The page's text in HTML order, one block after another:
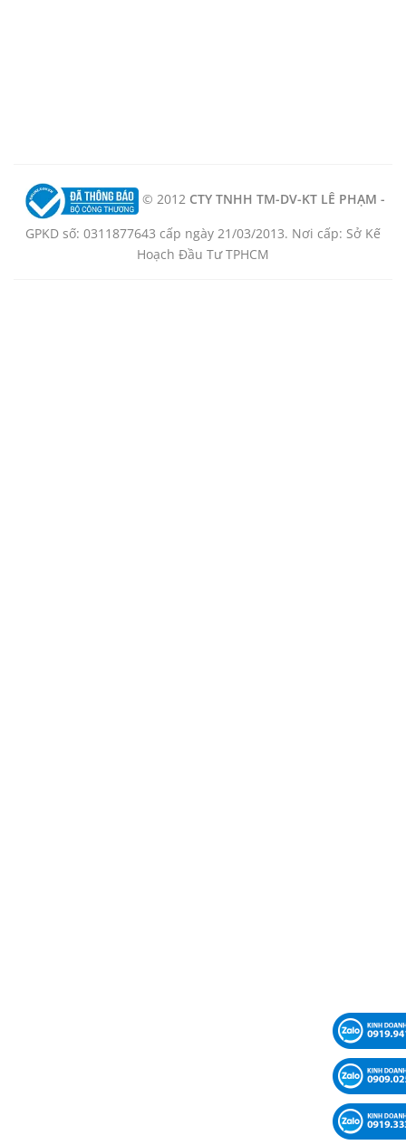
© 2012 CTY TNHH TM-DV-KT LÊ PHẠM -
GPKD số: 0311877643 cấp ngày 21/03/2013. Nơi cấp: Sở Kế
Hoạch Đầu Tư TPHCM